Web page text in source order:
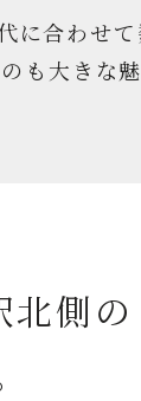
に合わせ
も大きな
側の